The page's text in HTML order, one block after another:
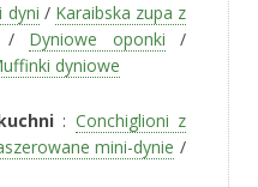
dyni / Karaibska zupa z
/ Dyniowe oponki /
dyniowe
: Conchiglioni z
mini-dynie /